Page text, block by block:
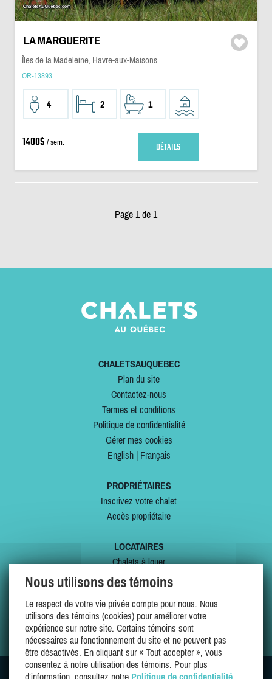
LA MARGUERITE
Îles de la Madeleine, Havre-aux-Maisons
OR-13893
4 2 1
1400$ / sem. DÉTAILS
Page 1 de 1
CHALETSAUQUEBEC
Plan du site
Contactez-nous
Termes et conditions
Politique de confidentialité
Gérer mes cookies
English| Français
PROPRIÉTAIRES
Inscrivez votre chalet
Accès propriétaire
LOCATAIRES
Chalets à louer
Chalets à vendre
Offres spéciales
Mes favoris
Nous utilisons des témoins
Le respect de votre vie privée compte pour nous. Nous
utilisons des témoins (cookies) pour améliorer votre
expérience sur notre site. Certains témoins sont
nécessaires au fonctionnement du site et ne peuvent pas
être désactivés. En cliquant sur « Tout accepter », vous
consentez à notre utilisation des témoins. Pour plus
d’information, consultez notre Politique de confidentialité